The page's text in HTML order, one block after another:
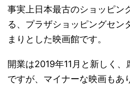
事実上日本最古のショッピン
る、 プラザショッピングセン
まりとした映画館です。
開業は2019年11月と新しく、
ですが、 マイナーな映画もあ